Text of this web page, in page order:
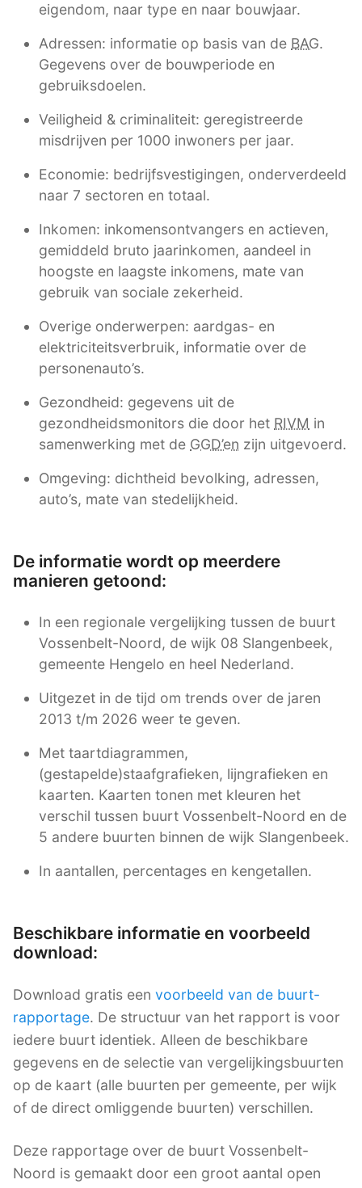
eigendom, naar type en naar bouwjaar.
Adressen: informatie op basis van de BAG.
Gegevens over de bouwperiode en
gebruiksdoelen.
Veiligheid & criminaliteit: geregistreerde
misdrijven per 1000 inwoners per jaar.
Economie: bedrijfsvestigingen, onderverdeeld
naar 7 sectoren en totaal.
Inkomen: inkomensontvangers en actieven,
gemiddeld bruto jaarinkomen, aandeel in
hoogste en laagste inkomens, mate van
gebruik van sociale zekerheid.
Overige onderwerpen: aardgas- en
elektriciteitsverbruik, informatie over de
personenauto’s.
Gezondheid: gegevens uit de
gezondheidsmonitors die door het RIVM in
samenwerking met de GGD’en zijn uitgevoerd.
Omgeving: dichtheid bevolking, adressen,
auto’s, mate van stedelijkheid.
De informatie wordt op meerdere
manieren getoond:
In een regionale vergelijking tussen de buurt
Vossenbelt-Noord, de wijk 08 Slangenbeek,
gemeente Hengelo en heel Nederland.
Uitgezet in de tijd om trends over de jaren
2013 t/m 2026 weer te geven.
Met taartdiagrammen,
(gestapelde)staafgrafieken, lijngrafieken en
kaarten. Kaarten tonen met kleuren het
verschil tussen buurt Vossenbelt-Noord en de
5 andere buurten binnen de wijk Slangenbeek.
In aantallen, percentages en kengetallen.
Beschikbare informatie en voorbeeld
download:
Download gratis een voorbeeld van de buurt-
rapportage. De structuur van het rapport is voor
iedere buurt identiek. Alleen de beschikbare
gegevens en de selectie van vergelijkingsbuurten
op de kaart (alle buurten per gemeente, per wijk
of de direct omliggende buurten) verschillen.
Deze rapportage over de buurt Vossenbelt-
Noord is gemaakt door een groot aantal open